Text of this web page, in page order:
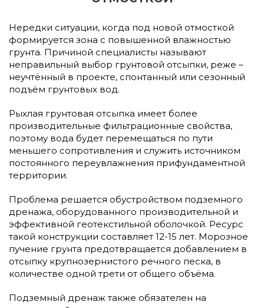
Нередки ситуации, когда под новой отмосткой
формируется зона с повышенной влажностью
грунта. Причиной специалисты называют
неправильный выбор грунтовой отсыпки, реже –
неучтённый в проекте, спонтанный или сезонный
подъём грунтовых вод.
Рыхлая грунтовая отсыпка имеет более
производительные фильтрационные свойства,
поэтому вода будет перемещаться по пути
меньшего сопротивления и служить источником
постоянного переувлажнения прифундаментной
территории.
Проблема решается обустройством подземного
дренажа, оборудованного производительной и
эффективной геотекстильной оболочкой. Ресурс
такой конструкции составляет 12-15 лет. Морозное
пучение грунта предотвращается добавлением в
отсыпку крупнозернистого речного песка, в
количестве одной трети от общего объёма.
Подземный дренаж также обязателен на